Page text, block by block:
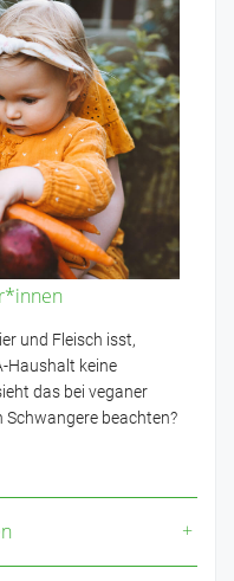
und Fleisch isst,
Haushalt keine
das bei veganer
Schwangere beachten?